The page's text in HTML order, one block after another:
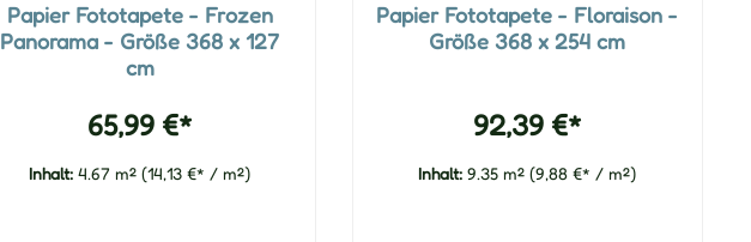
Papier Fototapete - Frozen
Panorama - Größe 368 x 127
cm
65,99 €*
Inhalt:4.67 m²(14,13 €* / m²)
Papier Fototapete - Floraison -
Größe 368 x 254 cm
92,39 €*
Inhalt:9.35 m²(9,88 €* / m²)